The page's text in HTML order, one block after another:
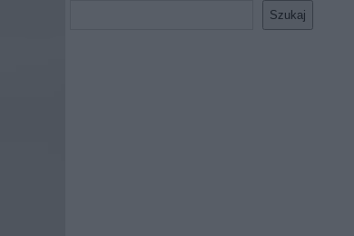
Szukaj